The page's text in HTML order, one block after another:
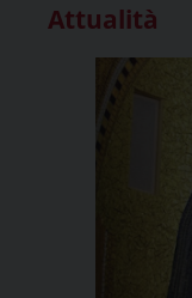
Attualità